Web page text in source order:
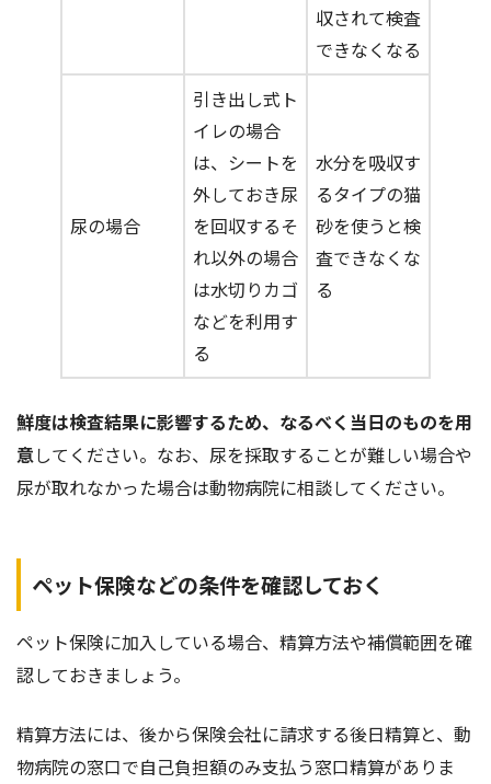
収されて検査
できなくなる
尿の場合
引き出し式ト
イレの場合
は、シートを
外しておき尿
を回収するそ
れ以外の場合
は水切りカゴ
などを利用す
る
水分を吸収す
るタイプの猫
砂を使うと検
査できなくな
る
鮮度は検査結果に影響するため、なるべく当日のものを用
意してください。なお、尿を採取することが難しい場合や
尿が取れなかった場合は動物病院に相談してください。
ペット保険などの条件を確認しておく
ペット保険に加入している場合、精算方法や補償範囲を確
認しておきましょう。
精算方法には、後から保険会社に請求する後日精算と、動
物病院の窓口で自己負担額のみ支払う窓口精算がありま